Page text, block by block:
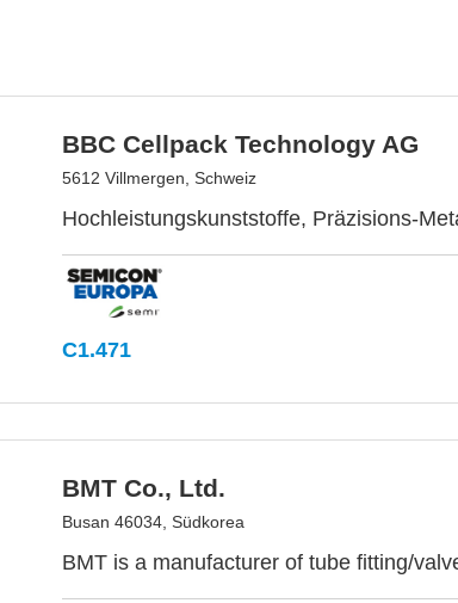
BBC Cellpack Technology AG
5612 Villmergen, Schweiz
Hochleistungskunststoffe, Präzisions-
C1.471
BMT Co., Ltd.
Busan 46034, Südkorea
BMT is a manufacturer of tube fitting/